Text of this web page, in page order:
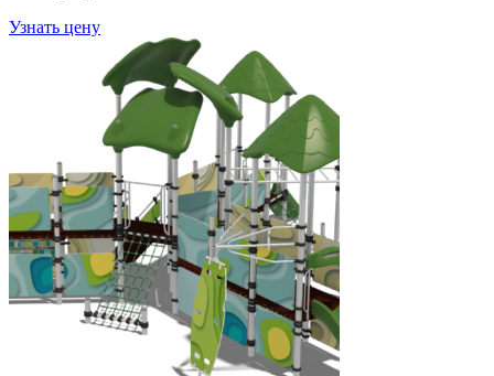
Узнать цену